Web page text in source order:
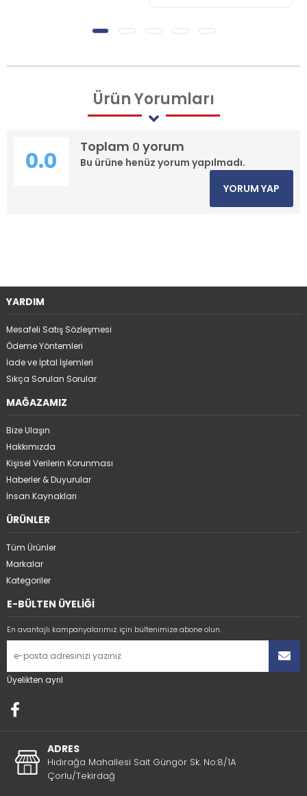
ÜrünYorumları
Toplam 0 yorum
Bu ürüne henüz yorum yapılmadı.
0.0
YORUM YAP
YARDIM
Mesafeli Satış Sözleşmesi
Ödeme Yöntemleri
İade ve İptal İşlemleri
Sıkça Sorulan Sorular
MAĞAZAMIZ
Bize Ulaşın
Hakkımızda
Kişisel Verilerin Korunması
Haberler & Duyurular
İnsan Kaynakları
ÜRÜNLER
Tüm Ürünler
Markalar
Kategoriler
E-BÜLTEN ÜYELİĞİ
En avantajlı kampanyalarımız için bültenimize abone olun.
Üyelikten ayrıl
ADRES
Hıdırağa Mahallesi Sait Güngör Sk. No:8/1A
Çorlu/Tekirdağ